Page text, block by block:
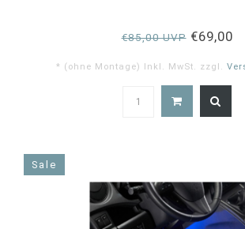
€85,00 UVP€69,00
* (ohne Montage) Inkl. MwSt. zzgl.
Sale